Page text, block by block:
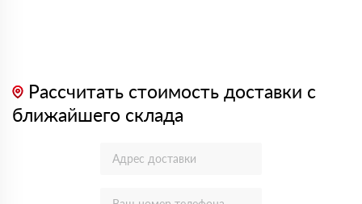
Рассчитать стоимость доставки с
ближайшего склада